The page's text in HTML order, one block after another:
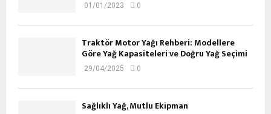
01/01/2023 0
Traktör Motor Yağı Rehberi: Modellere
Göre Yağ Kapasiteleri ve Doğru Yağ Seçimi
29/04/2025 0
Sağlıklı Yağ, Mutlu Ekipman